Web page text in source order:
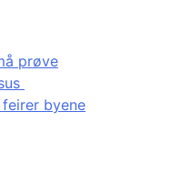
prøve
feirer byene